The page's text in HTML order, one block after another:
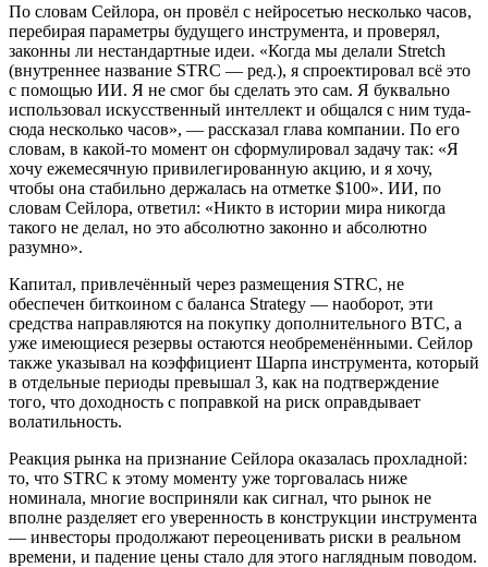
По словам Сейлора, он провёл с нейросетью несколько часов,
перебирая параметры будущего инструмента, и проверял,
законны ли нестандартные идеи. «Когда мы делали Stretch
(внутреннее название STRC — ред.), я спроектировал всё это
с помощью ИИ. Я не смог бы сделать это сам. Я буквально
использовал искусственный интеллект и общался с ним туда-
сюда несколько часов», — рассказал глава компании. По его
словам, в какой-то момент он сформулировал задачу так: «Я
хочу ежемесячную привилегированную акцию, и я хочу,
чтобы она стабильно держалась на отметке $100». ИИ, по
словам Сейлора, ответил: «Никто в истории мира никогда
такого не делал, но это абсолютно законно и абсолютно
разумно».
Капитал, привлечённый через размещения STRC, не
обеспечен биткоином с баланса Strategy — наоборот, эти
средства направляются на покупку дополнительного BTC, а
уже имеющиеся резервы остаются необременёнными. Сейлор
также указывал на коэффициент Шарпа инструмента, который
в отдельные периоды превышал 3, как на подтверждение
того, что доходность с поправкой на риск оправдывает
волатильность.
Реакция рынка на признание Сейлора оказалась прохладной:
то, что STRC к этому моменту уже торговалась ниже
номинала, многие восприняли как сигнал, что рынок не
вполне разделяет его уверенность в конструкции инструмента
— инвесторы продолжают переоценивать риски в реальном
времени, и падение цены стало для этого наглядным поводом.